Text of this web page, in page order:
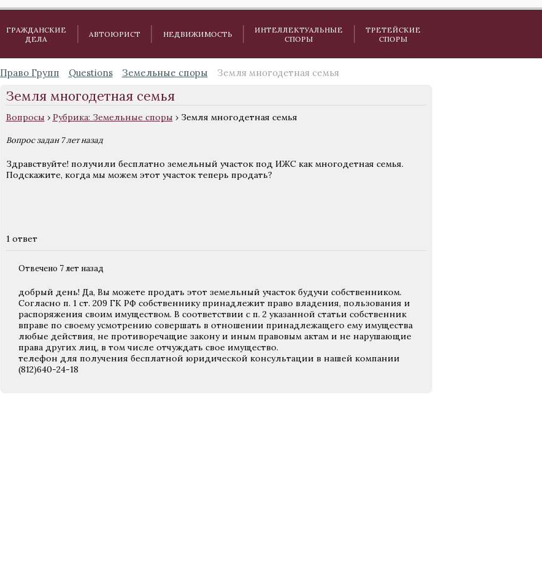
ГРАЖДАНСКИЕ
ДЕЛА
АВТОЮРИСТ НЕДВИЖИМОСТЬ
ИНТЕЛЛЕКТУАЛЬНЫЕ
СПОРЫ
ТРЕТЕЙСКИЕ
СПОРЫ
Право Групп Questions Земельные споры Земля многодетная семья
Земля многодетная семья
Вопросы › Рубрика: Земельные споры › Земля многодетная семья
Вопрос задан 7 лет назад
Здравствуйте! получили бесплатно земельный участок под ИЖС как многодетная семья.
Подскажите, когда мы можем этот участок теперь продать?
1 ответ
Отвечено 7 лет назад
добрый день! Да, Вы можете продать этот земельный участок будучи собственником.
Согласно п. 1 ст. 209 ГК РФ собственнику принадлежит право владения, пользования и
распоряжения своим имуществом. В соответствии с п. 2 указанной статьи собственник
вправе по своему усмотрению совершать в отношении принадлежащего ему имущества
любые действия, не противоречащие закону и иным правовым актам и не нарушающие
права других лиц, в том числе отчуждать свое имущество.
телефон для получения бесплатной юридической консультации в нашей компании
(812)640-24-18